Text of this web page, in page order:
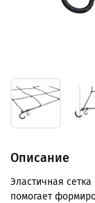
Описание
Эластичная сетка
помогает